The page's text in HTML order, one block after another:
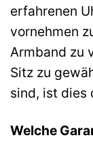
erfahrenen
vornehmen
Armband zu
Sitz zu
sind, ist dies
Welche